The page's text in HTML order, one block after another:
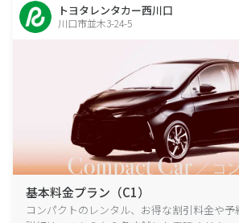
トヨタレンタカー西川口
川口市並木3-24-5
基本料金プラン（C1）
コンパクトのレンタル、お得な割引料金や